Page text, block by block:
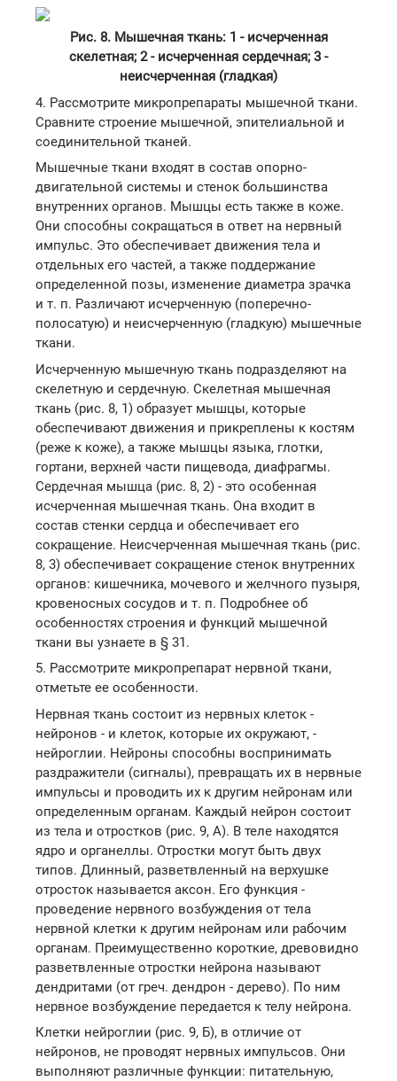
Рис. 8. Мышечная ткань: 1 - исчерченная
скелетная; 2 - исчерченная сердечная; 3 -
неисчерченная (гладкая)
4. Рассмотрите микропрепараты мышечной ткани.
Сравните строение мышечной, эпителиальной и
соединительной тканей.
Мышечные ткани входят в состав опорно-
двигательной системы и стенок большинства
внутренних органов. Мышцы есть также в коже.
Они способны сокращаться в ответ на нервный
импульс. Это обеспечивает движения тела и
отдельных его частей, а также поддержание
определенной позы, изменение диаметра зрачка
и т. п. Различают исчерченную (поперечно-
полосатую) и неисчерченную (гладкую) мышечные
ткани.
Исчерченную мышечную ткань подразделяют на
скелетную и сердечную. Скелетная мышечная
ткань (рис. 8, 1) образует мышцы, которые
обеспечивают движения и прикреплены к костям
(реже к коже), а также мышцы языка, глотки,
гортани, верхней части пищевода, диафрагмы.
Сердечная мышца (рис. 8, 2) - это особенная
исчерченная мышечная ткань. Она входит в
состав стенки сердца и обеспечивает его
сокращение. Неисчерченная мышечная ткань (рис.
8, 3) обеспечивает сокращение стенок внутренних
органов: кишечника, мочевого и желчного пузыря,
кровеносных сосудов и т. п. Подробнее об
особенностях строения и функций мышечной
ткани вы узнаете в § 31.
5. Рассмотрите микропрепарат нервной ткани,
отметьте ее особенности.
Нервная ткань состоит из нервных клеток -
нейронов - и клеток, которые их окружают, -
нейроглии. Нейроны способны воспринимать
раздражители (сигналы), превращать их в нервные
импульсы и проводить их к другим нейронам или
определенным органам. Каждый нейрон состоит
из тела и отростков (рис. 9, А). В теле находятся
ядро и органеллы. Отростки могут быть двух
типов. Длинный, разветвленный на верхушке
отросток называется аксон. Его функция -
проведение нервного возбуждения от тела
нервной клетки к другим нейронам или рабочим
органам. Преимущественно короткие, древовидно
разветвленные отростки нейрона называют
дендритами (от греч. дендрон - дерево). По ним
нервное возбуждение передается к телу нейрона.
Клетки нейроглии (рис. 9, Б), в отличие от
нейронов, не проводят нервных импульсов. Они
выполняют различные функции: питательную,